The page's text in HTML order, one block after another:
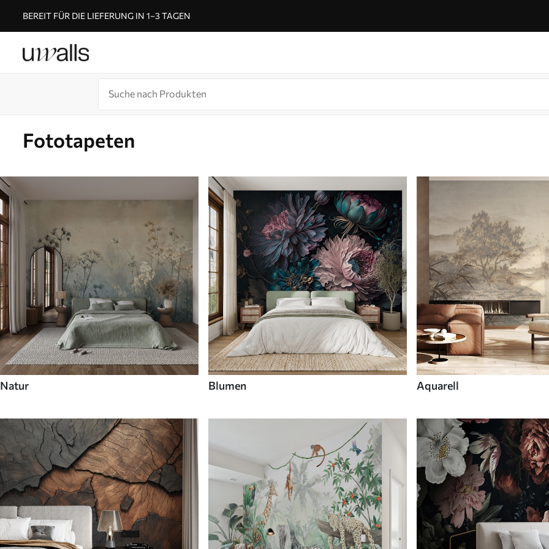
BEREIT FÜR DIE LIEFERUNG IN 1–3 TAGEN
Fototapeten
Natur Blumen Aquarell